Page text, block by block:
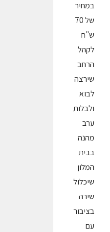
במחיר
של 70
ש"ח
לקהל
הרחב
שירצה
לבוא
ולבלות
ערב
מהנה
בבית
המלון
שיכלול
שירה
בציבור
עם